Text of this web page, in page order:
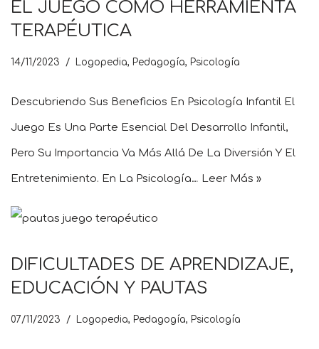
EL JUEGO COMO HERRAMIENTA
TERAPÉUTICA
14/11/2023 Logopedia, Pedagogía, Psicología
Descubriendo Sus Beneficios En Psicología Infantil El
Juego Es Una Parte Esencial Del Desarrollo Infantil,
Pero Su Importancia Va Más Allá De La Diversión Y El
Entretenimiento. En La Psicología… Leer Más »
DIFICULTADES DE APRENDIZAJE,
EDUCACIÓN Y PAUTAS
07/11/2023 Logopedia, Pedagogía, Psicología